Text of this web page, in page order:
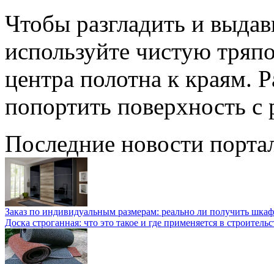
Чтобы разгладить и
используйте чистую
центра полотна к краям.
попортить поверхность с
Последние новости
Заказ по индивидуальным размерам: реально ли получить
Доска строганная: что это такое и где применяется в